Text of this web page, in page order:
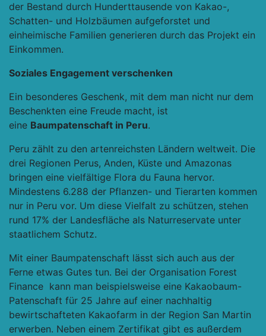
der Bestand durch Hunderttausende von Kakao-,
Schatten- und Holzbäumen aufgeforstet und
einheimische Familien generieren durch das Projekt ein
Einkommen.
Soziales Engagement verschenken
Ein besonderes Geschenk, mit dem man nicht nur dem
Beschenkten eine Freude macht, ist
eine Baumpatenschaft in Peru.
Peru zählt zu den artenreichsten Ländern weltweit. Die
drei Regionen Perus, Anden, Küste und Amazonas
bringen eine vielfältige Flora du Fauna hervor.
Mindestens 6.288 der Pflanzen- und Tierarten kommen
nur in Peru vor. Um diese Vielfalt zu schützen, stehen
rund 17% der Landesfläche als Naturreservate unter
staatlichem Schutz.
Mit einer Baumpatenschaft lässt sich auch aus der
Ferne etwas Gutes tun. Bei der Organisation Forest
Finance kann man beispielsweise eine Kakaobaum-
Patenschaft für 25 Jahre auf einer nachhaltig
bewirtschafteten Kakaofarm in der Region San Martin
erwerben. Neben einem Zertifikat gibt es außerdem